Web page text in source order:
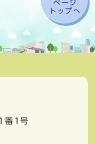
ページ
トップへ
番1号